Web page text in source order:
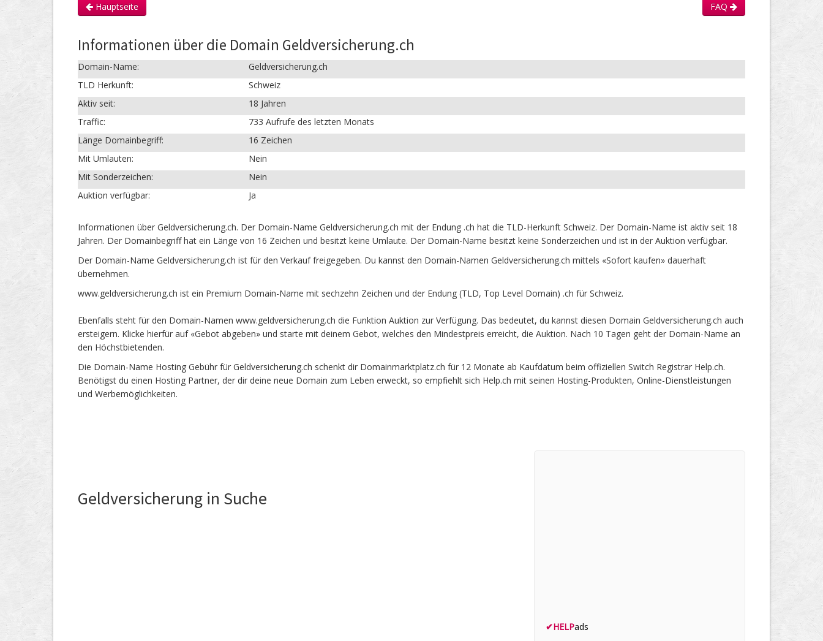
Hauptseite FAQ
Informationen über die Domain Geldversicherung.ch
Domain-Name:
Geldversicherung.ch
TLD Herkunft:
Schweiz
Aktiv seit:
18 Jahren
Traffic:
733 Aufrufe des letzten Monats
Länge Domainbegriff:
16 Zeichen
Mit Umlauten:
Nein
Mit Sonderzeichen:
Nein
Auktion verfügbar:
Ja
Informationen über Geldversicherung.ch. Der Domain-Name Geldversicherung.ch mit der Endung .ch hat die TLD-Herkunft Schweiz. Der Domain-Name ist aktiv seit 18
Jahren. Der Domainbegriff hat ein Länge von 16 Zeichen und besitzt keine Umlaute. Der Domain-Name besitzt keine Sonderzeichen und ist in der Auktion verfügbar.
Der Domain-Name Geldversicherung.ch ist für den Verkauf freigegeben. Du kannst den Domain-Namen Geldversicherung.ch mittels «Sofort kaufen» dauerhaft
übernehmen.
www.geldversicherung.ch ist ein Premium Domain-Name mit sechzehn Zeichen und der Endung (TLD, Top Level Domain) .ch für Schweiz.
Ebenfalls steht für den Domain-Namen www.geldversicherung.ch die Funktion Auktion zur Verfügung. Das bedeutet, du kannst diesen Domain Geldversicherung.ch auch
ersteigern. Klicke hierfür auf «Gebot abgeben» und starte mit deinem Gebot, welches den Mindestpreis erreicht, die Auktion. Nach 10 Tagen geht der Domain-Name an
den Höchstbietenden.
Die Domain-Name Hosting Gebühr für Geldversicherung.ch schenkt dir Domainmarktplatz.ch für 12 Monate ab Kaufdatum beim offiziellen Switch Registrar Help.ch.
Benötigst du einen Hosting Partner, der dir deine neue Domain zum Leben erweckt, so empfiehlt sich Help.ch mit seinen Hosting-Produkten, Online-Dienstleistungen
und Werbemöglichkeiten.
Geldversicherung in Suche
✔HELPads